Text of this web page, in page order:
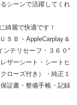
シーンで活躍してくれ
綺麗で快適です！
ＳＢ・AppleCarplay＆
ンテリセーフ・３６０°
ザーシート・シートヒ
ローズ付き）・純正１
証書・整備手帳・記録